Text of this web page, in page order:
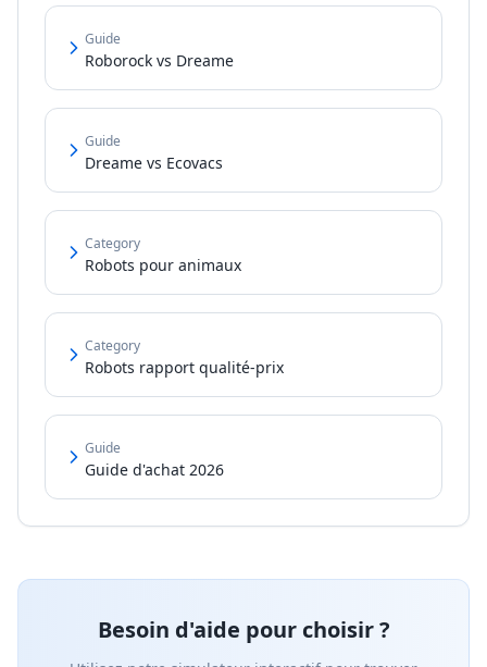
Guide
Roborock vs Dreame
Guide
Dreame vs Ecovacs
Category
Robots pour animaux
Category
Robots rapport qualité-prix
Guide
Guide d'achat 2026
Besoin d'aide pour choisir ?